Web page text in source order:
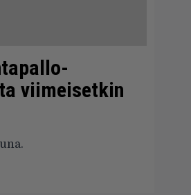
viimeisetkin